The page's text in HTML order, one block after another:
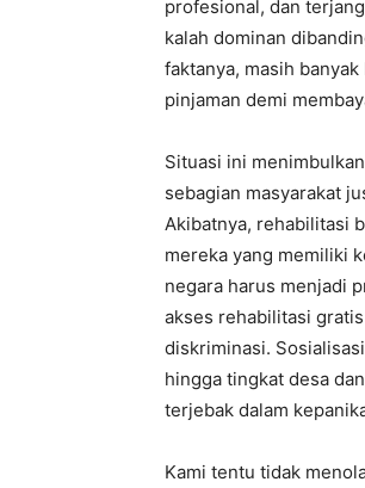
profesional, dan
kalah dominan
faktanya, masih
pinjaman demi
‎Situasi ini
sebagian masyarakat
Akibatnya, rehabilitasi
mereka yang memiliki
negara harus menjadi
akses rehabilitasi
diskriminasi.
hingga tingkat desa
terjebak dalam
‎Kami tentu tidak